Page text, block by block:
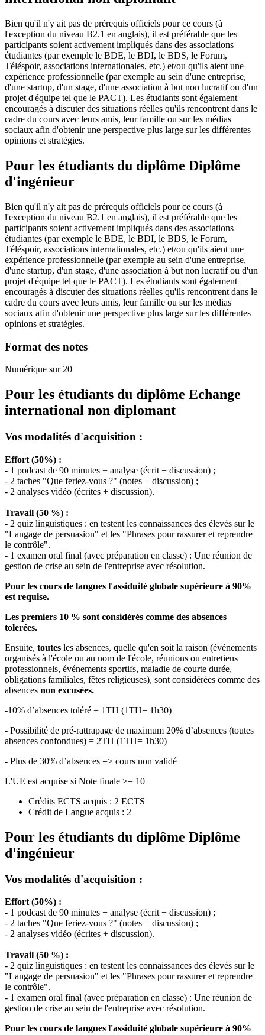
Bien qu'il n'y ait pas de prérequis officiels pour ce cours (à
l'exception du niveau B2.1 en anglais), il est préférable que les
participants soient activement impliqués dans des associations
étudiantes (par exemple le BDE, le BDI, le BDS, le Forum,
Téléspoir, associations internationales, etc.) et/ou qu'ils aient une
expérience professionnelle (par exemple au sein d'une entreprise,
d'une startup, d'un stage, d'une association à but non lucratif ou d'un
projet d'équipe tel que le PACT). Les étudiants sont également
encouragés à discuter des situations réelles qu'ils rencontrent dans le
cadre du cours avec leurs amis, leur famille ou sur les médias
sociaux afin d'obtenir une perspective plus large sur les différentes
opinions et stratégies.
Pour les étudiants du diplôme Diplôme
d'ingénieur
Bien qu'il n'y ait pas de prérequis officiels pour ce cours (à
l'exception du niveau B2.1 en anglais), il est préférable que les
participants soient activement impliqués dans des associations
étudiantes (par exemple le BDE, le BDI, le BDS, le Forum,
Téléspoir, associations internationales, etc.) et/ou qu'ils aient une
expérience professionnelle (par exemple au sein d'une entreprise,
d'une startup, d'un stage, d'une association à but non lucratif ou d'un
projet d'équipe tel que le PACT). Les étudiants sont également
encouragés à discuter des situations réelles qu'ils rencontrent dans le
cadre du cours avec leurs amis, leur famille ou sur les médias
sociaux afin d'obtenir une perspective plus large sur les différentes
opinions et stratégies.
Format des notes
Numérique sur 20
Pour les étudiants du diplôme Echange
international non diplomant
Vos modalités d'acquisition :
Effort (50%) :
- 1 podcast de 90 minutes + analyse (écrit + discussion) ;
- 2 taches "Que feriez-vous ?" (notes + discussion) ;
- 2 analyses vidéo (écrites + discussion).
Travail (50 %) :
- 2 quiz linguistiques : en testent les connaissances des élevés sur le
"Langage de persuasion" et les "Phrases pour rassurer et reprendre
le contrôle".
- 1 examen oral final (avec préparation en classe) : Une réunion de
gestion de crise au sein de l'entreprise avec résolution.
Pour les cours de langues l'assiduité globale supérieure à 90%
est requise.
Les premiers 10 % sont considérés comme des absences
tolerées.
Ensuite, toutes les absences, quelle qu'en soit la raison (événements
organisés à l'école ou au nom de l'école, réunions ou entretiens
professionnels, événements sportifs, maladie de courte durée,
obligations familiales, fêtes religieuses), sont considérées comme des
absences non excusées.
-10% d’absences toléré = 1TH (1TH= 1h30)
- Possibilité de pré-rattrapage de maximum 20% d’absences (toutes
absences confondues) = 2TH (1TH= 1h30)
- Plus de 30% d’absences => cours non validé
L'UE est acquise si Note finale >= 10
Crédits ECTS acquis : 2 ECTS
Crédit de Langue acquis : 2
Pour les étudiants du diplôme Diplôme
d'ingénieur
Vos modalités d'acquisition :
Effort (50%) :
- 1 podcast de 90 minutes + analyse (écrit + discussion) ;
- 2 taches "Que feriez-vous ?" (notes + discussion) ;
- 2 analyses vidéo (écrites + discussion).
Travail (50 %) :
- 2 quiz linguistiques : en testent les connaissances des élevés sur le
"Langage de persuasion" et les "Phrases pour rassurer et reprendre
le contrôle".
- 1 examen oral final (avec préparation en classe) : Une réunion de
gestion de crise au sein de l'entreprise avec résolution.
Pour les cours de langues l'assiduité globale supérieure à 90%